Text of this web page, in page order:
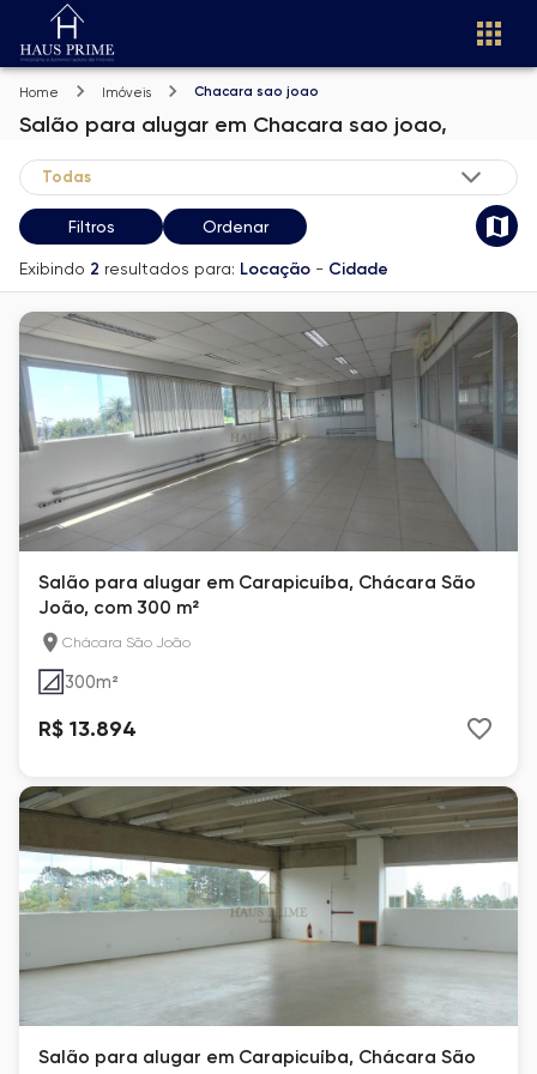
Home Imóveis Chacara sao joao
Salão para alugar em Chacara sao joao,
Filtros Ordenar
Exibindo 2 resultados para: Locação - Cidade
Salão para alugar em Carapicuíba, Chácara São
João, com 300 m²
Chácara São João
300m²
R$ 13.894
Salão para alugar em Carapicuíba, Chácara São